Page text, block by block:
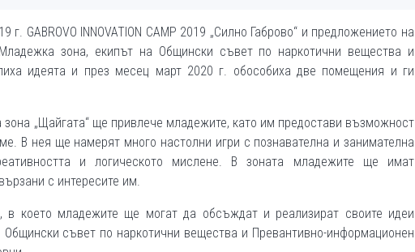
GABROVO INNOVATION CAMP 2019 „Силно Габрово“ и предложението на
зона, екипът на Общински съвет по наркотични вещества и
идеята и през месец март 2020 г. обособиха две помещения и ги
„Щайгата“ ще привлече младежите, като им предостави възможност
В нея ще намерят много настолни игри с познавателна и занимателна
и логическото мислене. В зоната младежите ще имат
с интересите им.
което младежите ще могат да обсъждат и реализират своите идеи
съвет по наркотични вещества и Превантивно-информационен